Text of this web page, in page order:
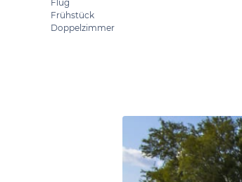
Flug
Frühstück
Doppelzimmer